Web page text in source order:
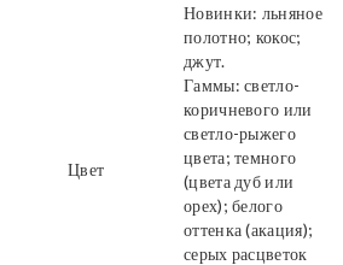
Цвет
Новинки: льняное
полотно; кокос;
джут.
Гаммы: светло-
коричневого или
светло-рыжего
цвета; темного
(цвета дуб или
орех); белого
оттенка (акация);
серых расцветок